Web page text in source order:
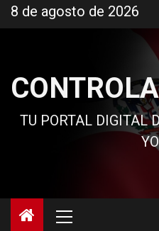
al
8 de agosto de 2026
TU PORTAL DIGITAL
principal